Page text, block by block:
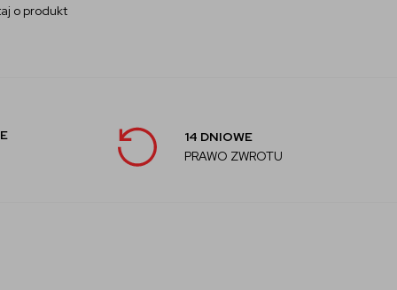
o produkt
14 DNIOWE
PRAWO ZWROTU